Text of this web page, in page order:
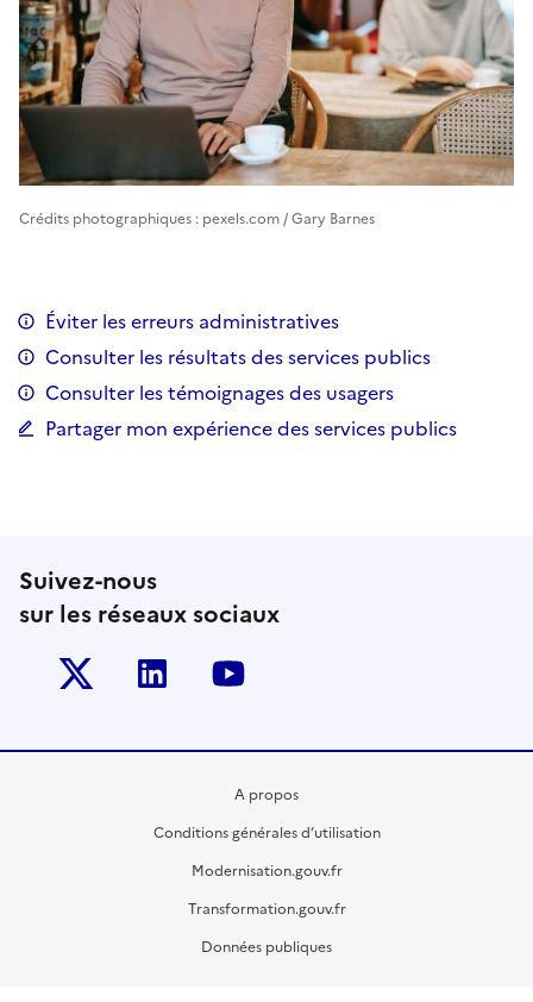
Crédits photographiques : pexels.com / Gary Barnes
Éviter les erreurs administratives
Consulter les résultats des services publics
Consulter les témoignages des usagers
Partager mon expérience des services publics
Suivez-nous
sur les réseaux sociaux
Twitter-x Linkedin
A propos
Conditions générales d’utilisation
Modernisation.gouv.fr
Transformation.gouv.fr
Données publiques